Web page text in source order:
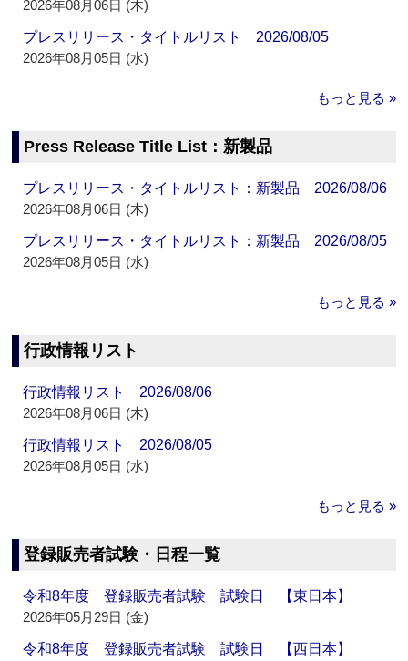
2026年08月06日 (木)
プレスリリース・タイトルリスト 2026/08/05
2026年08月05日 (水)
もっと見る »
Press Release Title List：新製品
プレスリリース・タイトルリスト：新製品 2026/08/06
2026年08月06日 (木)
プレスリリース・タイトルリスト：新製品 2026/08/05
2026年08月05日 (水)
もっと見る »
行政情報リスト
行政情報リスト 2026/08/06
2026年08月06日 (木)
行政情報リスト 2026/08/05
2026年08月05日 (水)
もっと見る »
登録販売者試験・日程一覧
令和8年度 登録販売者試験 試験日 【東日本】
2026年05月29日 (金)
令和8年度 登録販売者試験 試験日 【西日本】